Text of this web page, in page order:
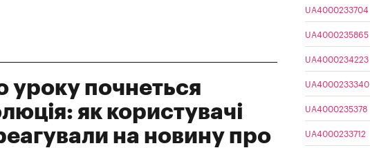
уроку почнеться
як користувачі
на новину про
UA4000233704
UA4000235865
UA4000234223
UA4000233340
UA4000235378
UA4000233712